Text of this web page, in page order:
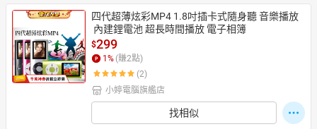
女裝 男裝
HOT
四代超薄炫彩MP4 1.8吋插卡式隨身聽 音樂播放
內建鋰電池 超長時間播放 電子相簿
$299
1 % (賺2點)
(2)
小婷電腦旗艦店
找相似